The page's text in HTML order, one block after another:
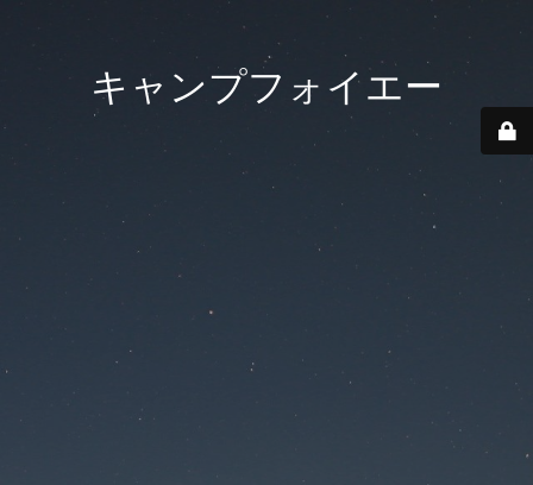
キャンプフォイエー